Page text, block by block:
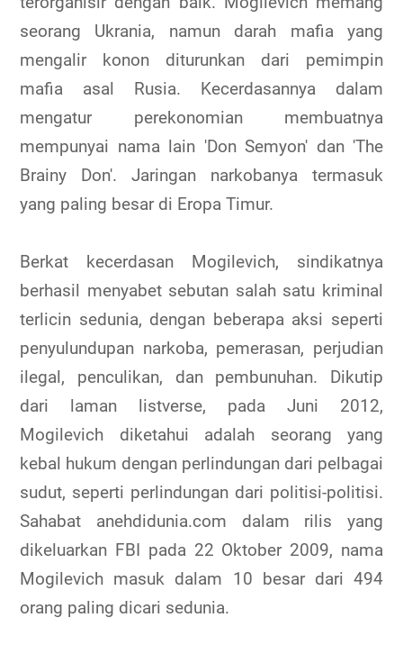
seorang Ukrania, namun darah mafia yang
mengalir konon diturunkan dari pemimpin
mafia asal Rusia. Kecerdasannya dalam
mengatur perekonomian membuatnya
mempunyai nama lain 'Don Semyon' dan 'The
Brainy Don'. Jaringan narkobanya termasuk
yang paling besar di Eropa Timur.
Berkat kecerdasan Mogilevich, sindikatnya
berhasil menyabet sebutan salah satu kriminal
terlicin sedunia, dengan beberapa aksi seperti
penyulundupan narkoba, pemerasan, perjudian
ilegal, penculikan, dan pembunuhan. Dikutip
dari laman listverse, pada Juni 2012,
Mogilevich diketahui adalah seorang yang
kebal hukum dengan perlindungan dari pelbagai
sudut, seperti perlindungan dari politisi-politisi.
Sahabat anehdidunia.com dalam rilis yang
dikeluarkan FBI pada 22 Oktober 2009, nama
Mogilevich masuk dalam 10 besar dari 494
orang paling dicari sedunia.